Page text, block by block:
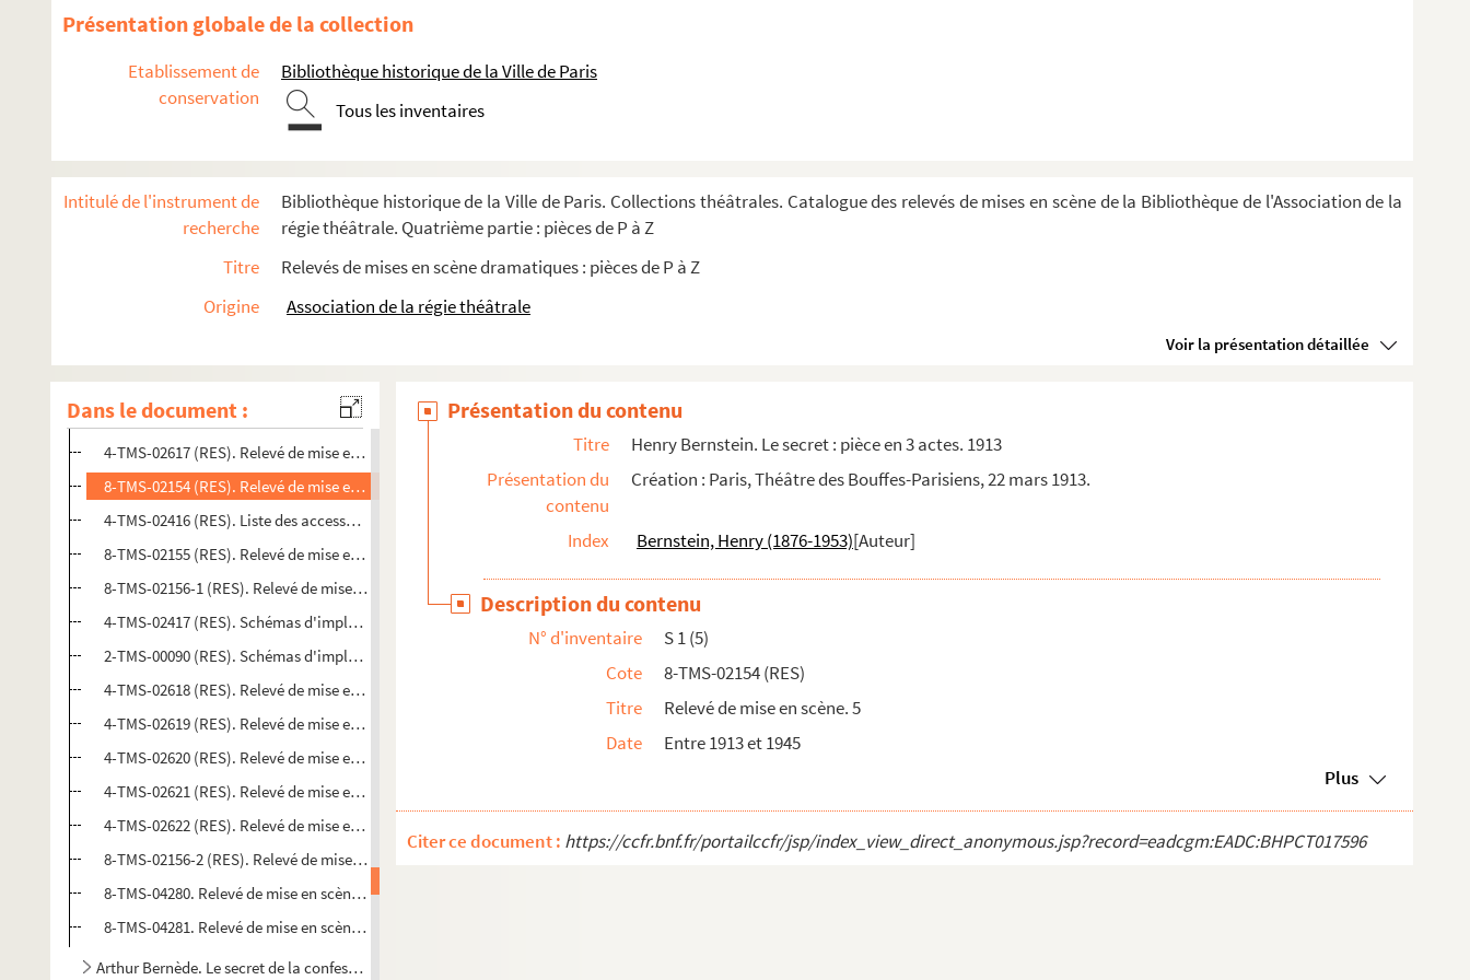
Présentation globale de la collection
Etablissement de
conservation
Bibliothèque historique de la Ville de Paris
Tous les inventaires
Intitulé de l'instrument de
recherche
Bibliothèque historique de la Ville de Paris. Collections théâtrales. Catalogue des relevés de mises en scène de la Bibliothèque de l'Association de la
régie théâtrale. Quatrième partie : pièces de P à Z
Titre
Relevés de mises en scène dramatiques : pièces de P à Z
Origine
Association de la régie théâtrale
Voir la présentation détaillée
Dans le document :
Ernest Grenet-Dancourt. La sauterelle : comédie en 1 acte. 1896
Emile Durafour. Sauve qui peut : folie-vaudeville en 1 acte. 1886
Marcel Achard. Savez-vous planter les choux ? : comédie-farce en 3 actes. 1947
Fernand Crommelynck. Le sculpteur de masques : drame en 3 actes, en prose. 1911
Maurice de Féraudy. Sébastien Brichanteau : pièce en 3 actes. Entre 1896 et 1925
Colette. La seconde : pièce en 4 actes. 1951
Maurice Hennequin, Paul Bilhaud, Pierre Veber. La seconde nuit de noces : pièce en 3 actes. 1922
Henry Bernstein. Le secret : pièce en 3 actes. 1913
4-TMS-02615 (RES). Relevé de mise en scène. 2. Mise en scène nouvelle. (1er Mars 1928)
4-TMS-02616 (RES). Relevé de mise en scène. 3. Mise en scène nouvelle. (1er Mars 1928). Mise en scène du Gymnase M. Fél...
4-TMS-02617 (RES). Relevé de mise en scène. 4
8-TMS-02154 (RES). Relevé de mise en scène. 5
4-TMS-02416 (RES). Liste des accessoires et des meubles
8-TMS-02155 (RES). Relevé de mise en scène. 6. Mise en scène de la création
8-TMS-02156-1 (RES). Relevé de mise en scène. 7. Mise en scène conforme à la représentation
4-TMS-02417 (RES). Schémas d'implantation de décor
2-TMS-00090 (RES). Schémas d'implantation de décor
4-TMS-02618 (RES). Relevé de mise en scène. 8
4-TMS-02619 (RES). Relevé de mise en scène. 9. Mise en scène nouvelle. (1er Mars 1928)
4-TMS-02620 (RES). Relevé de mise en scène. 10
4-TMS-02621 (RES). Relevé de mise en scène. 11
4-TMS-02622 (RES). Relevé de mise en scène. 12
8-TMS-02156-2 (RES). Relevé de mise en scène. 13. Mise en scène Marc Villeneuve
8-TMS-04280. Relevé de mise en scène. 14
8-TMS-04281. Relevé de mise en scène. 15
Arthur Bernède. Le secret de la confession ou La soutane : pièce en 3 actes. 1905
Présentation du contenu
Titre
Henry Bernstein. Le secret : pièce en 3 actes. 1913
Présentation du
contenu
Création : Paris, Théâtre des Bouffes-Parisiens, 22 mars 1913.
Index Bernstein, Henry (1876-1953)[Auteur]
Description du contenu
N° d'inventaire
S 1 (5)
Cote
8-TMS-02154 (RES)
Titre
Relevé de mise en scène. 5
Date
Entre 1913 et 1945
Plus
Citer ce document : https://ccfr.bnf.fr/portailccfr/jsp/index_view_direct_anonymous.jsp?record=eadcgm:EADC:BHPCT017596